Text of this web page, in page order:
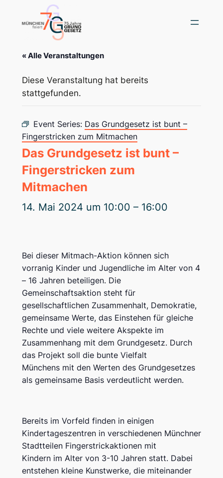
« Alle Veranstaltungen
Diese Veranstaltung hat bereits
stattgefunden.
Event Series: Das Grundgesetz ist bunt –
Fingerstricken zum Mitmachen
Das Grundgesetz ist bunt –
Fingerstricken zum
Mitmachen
14. Mai 2024 um 10:00 – 16:00
Bei dieser Mitmach-Aktion können sich
vorranig Kinder und Jugendliche im Alter von 4
– 16 Jahren beteiligen. Die
Gemeinschaftsaktion steht für
gesellschaftlichen Zusammenhalt, Demokratie,
gemeinsame Werte, das Einstehen für gleiche
Rechte und viele weitere Akspekte im
Zusammenhang mit dem Grundgesetz. Durch
das Projekt soll die bunte Vielfalt
Münchens mit den Werten des Grundgesetzes
als gemeinsame Basis verdeutlicht werden.
Bereits im Vorfeld finden in einigen
Kindertageszentren in verschiedenen Münchner
Stadtteilen Fingerstrickaktionen mit
Kindern im Alter von 3-10 Jahren statt. Dabei
entstehen kleine Kunstwerke, die miteinander